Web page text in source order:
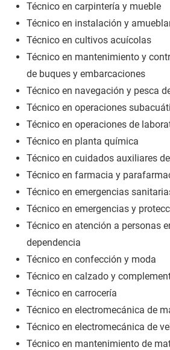
Técnico en carpintería y mueble
Técnico en instalación y
Técnico en cultivos acuícolas
Técnico en mantenimiento y
de buques y embarcaciones
Técnico en navegación y pesca
Técnico en operaciones
Técnico en operaciones de
Técnico en planta química
Técnico en cuidados auxiliares
Técnico en farmacia y
Técnico en emergencias
Técnico en emergencias y
Técnico en atención a personas
dependencia
Técnico en confección y moda
Técnico en calzado y
Técnico en carrocería
Técnico en electromecánica de
Técnico en electromecánica de
Técnico en mantenimiento de